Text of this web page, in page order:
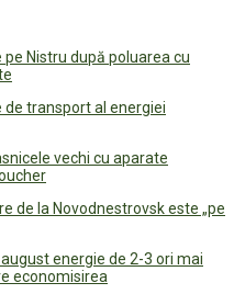
Nistru după poluarea cu
de transport al energiei
vechi cu aparate
de la Novodnestrovsk este „pe
energie de 2-3 ori mai
economisirea